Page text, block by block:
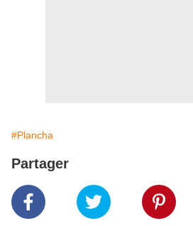
#Plancha
Partager